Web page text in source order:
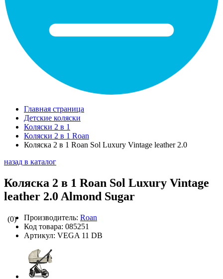
Главная страница
Детские коляски
Коляски 2 в 1
Коляски 2 в 1 Roan
Коляска 2 в 1 Roan Sol Luxury Vintage leather 2.0
назад в каталог
Коляска 2 в 1 Roan Sol Luxury Vintage
leather 2.0 Almond Sugar
(0) Производитель: Roan
Код товара: 085251
Артикул: VEGA 11 DB